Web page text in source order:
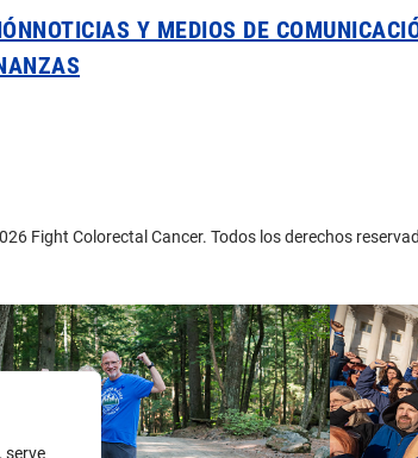
serve
NOTICIAS Y MEDIOS DE
Fight Colorectal Cancer. Todos los derechos